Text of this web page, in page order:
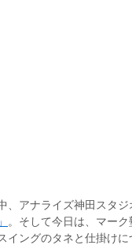
、アナライズ神田スタ
。そして今日は、マー
イングのタネと仕掛け